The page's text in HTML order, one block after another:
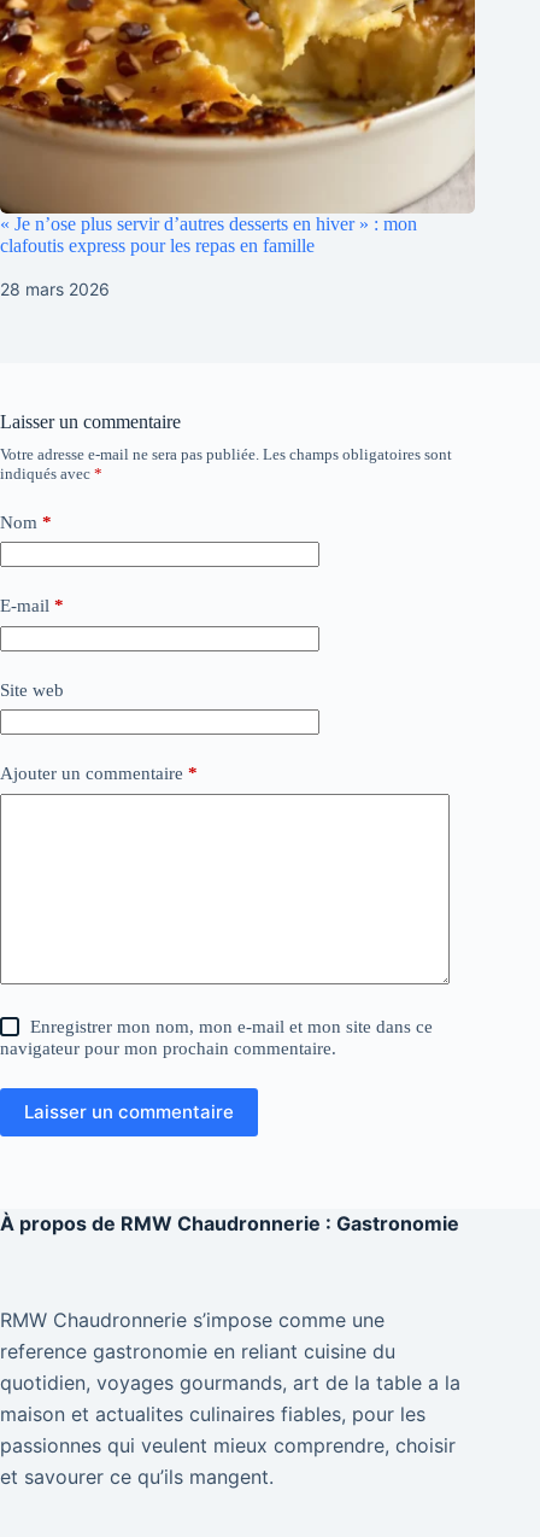
« Je n’ose plus servir d’autres desserts en hiver » : mon
clafoutis express pour les repas en famille
28 mars 2026
Laisser un commentaire
Votre adresse e-mail ne sera pas publiée. Les champs obligatoires sont
indiqués avec *
Nom *
E-mail *
Site web
Ajouter un commentaire *
Enregistrer mon nom, mon e-mail et mon site dans ce
navigateur pour mon prochain commentaire.
Laisser un commentaire
À propos de RMW Chaudronnerie : Gastronomie
RMW Chaudronnerie s’impose comme une
reference gastronomie en reliant cuisine du
quotidien, voyages gourmands, art de la table a la
maison et actualites culinaires fiables, pour les
passionnes qui veulent mieux comprendre, choisir
et savourer ce qu’ils mangent.